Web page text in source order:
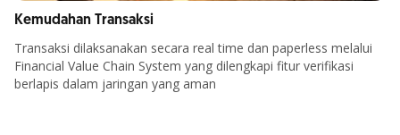
Kemudahan Transaksi
Transaksi dilaksanakan secara real time dan paperless melalui
Financial Value Chain System yang dilengkapi fitur verifikasi
berlapis dalam jaringan yang aman